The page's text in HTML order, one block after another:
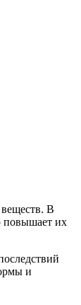
В
повышает их
и